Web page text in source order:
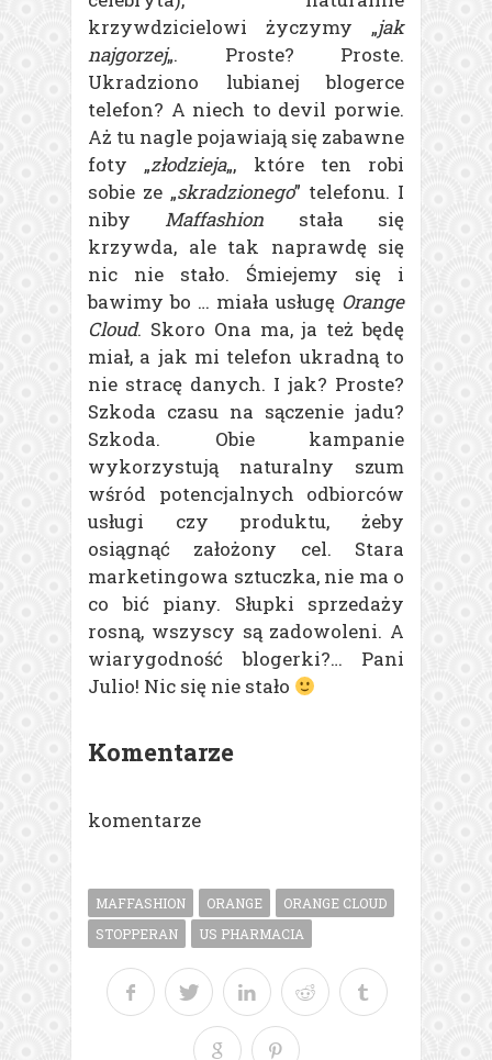
krzywdzicielowi życzymy „jak
najgorzej„. Proste? Proste.
Ukradziono lubianej blogerce
telefon? A niech to devil porwie.
Aż tu nagle pojawiają się zabawne
foty „złodzieja„, które ten robi
sobie ze „skradzionego” telefonu. I
niby Maffashion stała się
krzywda, ale tak naprawdę się
nic nie stało. Śmiejemy się i
bawimy bo … miała usługę Orange
Cloud. Skoro Ona ma, ja też będę
miał, a jak mi telefon ukradną to
nie stracę danych. I jak? Proste?
Szkoda czasu na sączenie jadu?
Szkoda. Obie kampanie
wykorzystują naturalny szum
wśród potencjalnych odbiorców
usługi czy produktu, żeby
osiągnąć założony cel. Stara
marketingowa sztuczka, nie ma o
co bić piany. Słupki sprzedaży
rosną, wszyscy są zadowoleni. A
wiarygodność blogerki?… Pani
Julio! Nic się nie stało
Komentarze
komentarze
MAFFASHION ORANGE
ORANGE CLOUD
STOPPERAN
US PHARMACIA